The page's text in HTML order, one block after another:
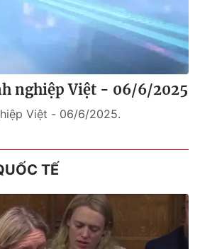
nghiệp Việt - 06/6/2025
Việt - 06/6/2025.
TẾ